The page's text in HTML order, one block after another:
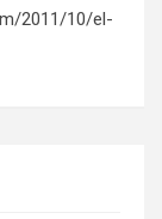
2011/10/el-